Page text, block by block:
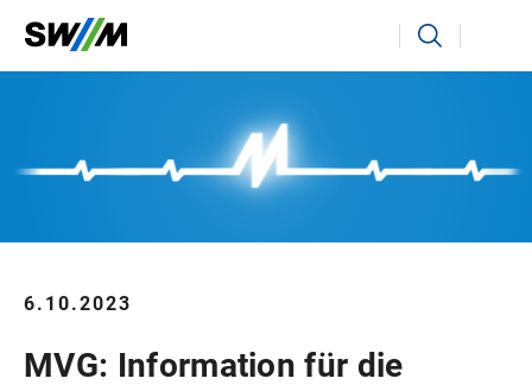
Ihr Suchbegriff Suchen
6.10.2023
MVG: Information für die